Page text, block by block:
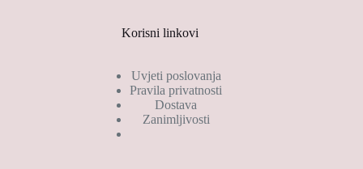
Korisni linkovi
Uvjeti poslovanja
Pravila privatnosti
Dostava
Zanimljivosti